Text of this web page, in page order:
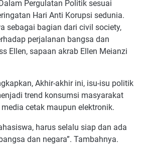
Pergulatan Politik sesuai
Hari Anti Korupsi sedunia.
sebagai bagian dari civil society,
perjalanan bangsa dan
Ellen, sapaan akrab Ellen Meianzi
Akhir-akhir ini, isu-isu politik
trend konsumsi masyarakat
cetak maupun elektronik.
harus selalu siap dan ada
dan negara”. Tambahnya.